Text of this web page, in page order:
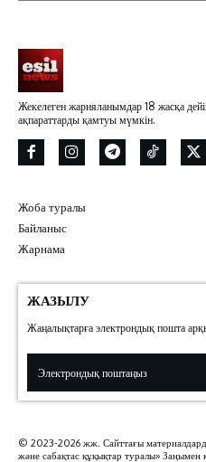
Жекелеген жарияланымдар 18 жасқа
ақпараттарды қамтуы мүмкін.
Жоба туралы
Байланыс
Жарнама
ЖАЗЫЛУ
Жаңалықтарға электрондық пошта
© 2023-2026 жж. Сайттағы
және сабақтас құқықтар туралы» Заңымен